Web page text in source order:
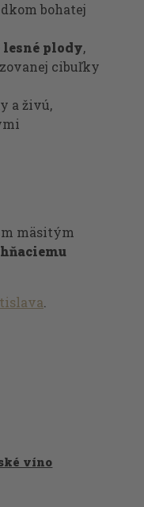
bohatej
plody,
cibuľky
a živú,
mäsitým
víno